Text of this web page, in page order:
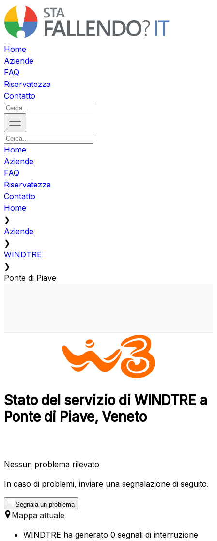
Home
Aziende
FAQ
Riservatezza
Contatto
Home
Aziende
FAQ
Riservatezza
Contatto
Home
❯
Aziende
❯
WINDTRE
❯
Ponte di Piave
Stato del servizio di WINDTRE a
Ponte di Piave, Veneto
Nessun problema rilevato
In caso di problemi, inviare una segnalazione di seguito.
Segnala un problema
Mappa attuale
WINDTRE ha generato 0 segnali di interruzione